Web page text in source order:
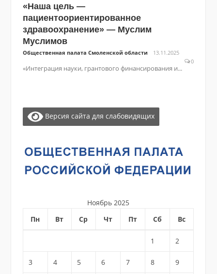
«Наша цель —
пациентоориентированное
здравоохранение» — Муслим
Муслимов
Общественная палата Смоленской области
13.11.2025
0
«Интеграция науки, грантового финансирования и...
Версия сайта для слабовидящих
Ноябрь 2025
Пн
Вт Ср Чт Пт Сб Вс
1 2
3 4 5 6 7 8 9